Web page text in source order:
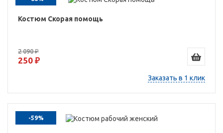
Костюм Скорая помощь
2 090 ₽
250 ₽
Заказать в 1 клик
-59%